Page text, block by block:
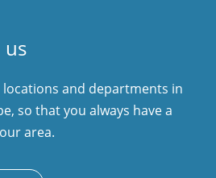
us
and departments in
so that you always have a
area.